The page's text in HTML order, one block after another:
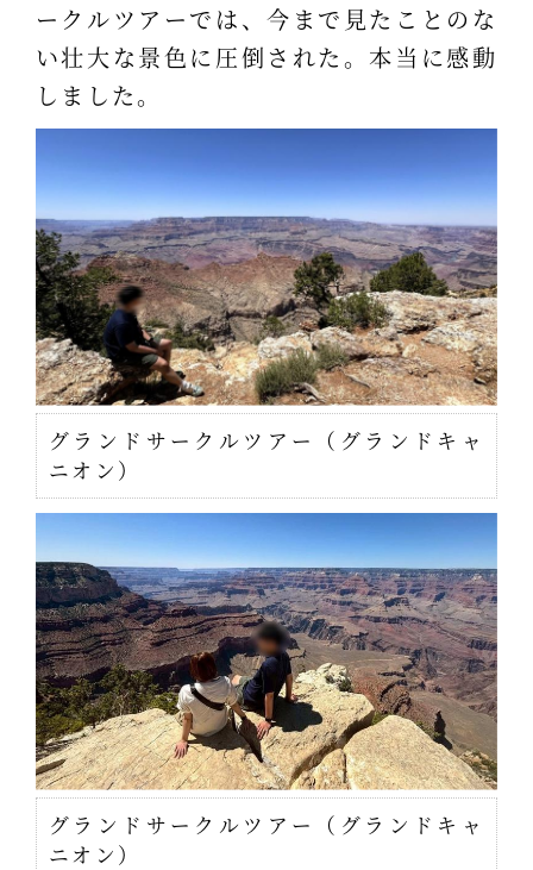
ークルツアーでは、今まで見たことのな
い壮大な景色に圧倒された。本当に感動
しました。
グランドサークルツアー（グランドキャ
ニオン）
グランドサークルツアー（グランドキャ
ニオン）